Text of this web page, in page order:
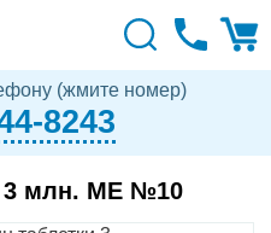
(жмите номер)
8243
3 млн. МЕ №10